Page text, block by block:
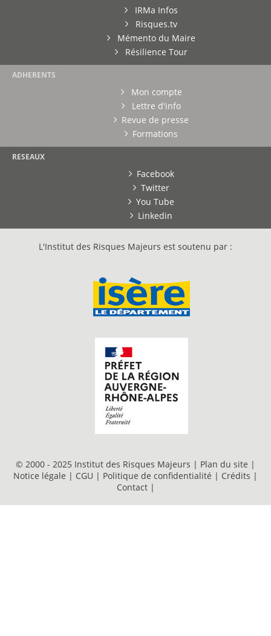
IRMa Infos
Risques.tv
Mémento du Maire
Résilience Tour
ADHERENTS
Mon compte
Lettre d'info
Revue de presse
Formations
RESEAUX
Facebook
Twitter
You Tube
Linkedin
L'Institut des Risques Majeurs est soutenu par :
© 2000 - 2025 Institut des Risques Majeurs | Plan du site |
Notice légale | CGU | Politique de confidentialité | Crédits |
Contact |